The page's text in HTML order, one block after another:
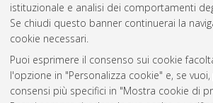
istituzionale e analisi dei comportamenti
Se chiudi questo banner continuerai la
cookie necessari.
Puoi esprimere il consenso sui cookie
l'opzione in "Personalizza cookie" e, se
consensi più specifici in "Mostra cookie di
Rss 1.0
Rss 2.0
AMS Laurea
Servizio implementato e gestito da